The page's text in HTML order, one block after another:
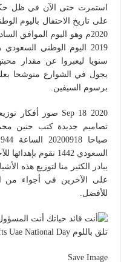
استمرت حتى الآن في ظل
2019 اليوم الوطني
سنويا ليعبروا عن مقدار
يجول في الشوارع متوشحا
برسوم السيفين.
السعودي 1442 نقوم
يبادر الكثير منا لتوزيع هذه
على الآخرين في أجواء من
للأفضل.
Save Image